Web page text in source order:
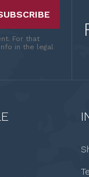
For that
in the legal